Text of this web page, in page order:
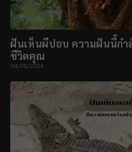
ฝันเห็นผีปอบ ความฝันนี้กำลั
ชีวิตคุณ
04/08/2026